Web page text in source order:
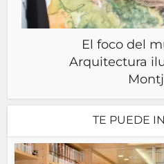
El foco del
Arquitectura
TE PUEDE